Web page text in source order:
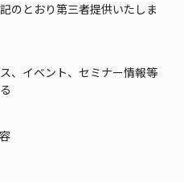
のとおり第三者提供いたしま
、イベント、セミナー情報等